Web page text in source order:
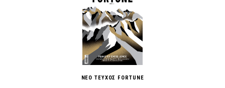
ΝΕΟ ΤΕΥΧΟΣ FORTUNE